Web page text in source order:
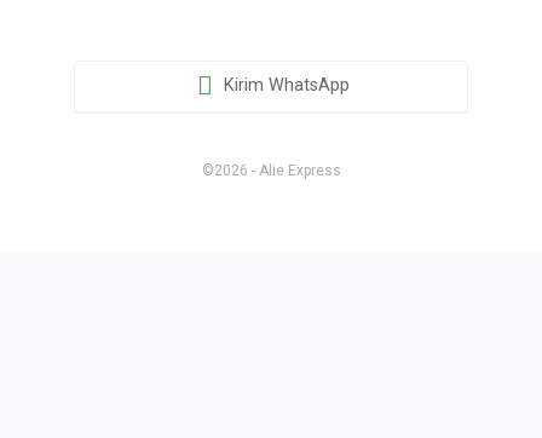
Kirim WhatsApp
©2026 - Alie Express